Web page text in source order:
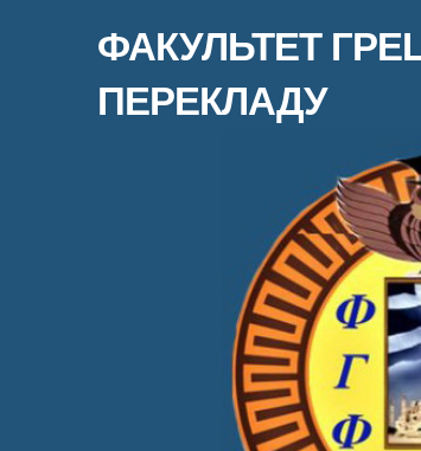
ФАКУЛЬТЕТ